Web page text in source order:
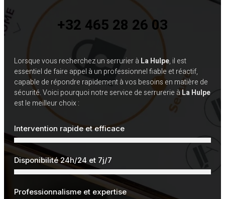
+32 465 28 26 03
Lorsque vous recherchez un serrurier à La Hulpe, il est
essentiel de faire appel à un professionnel fiable et réactif,
capable de répondre rapidement à vos besoins en matière de
sécurité. Voici pourquoi notre service de serrurerie àLa Hulpe
est le meilleur choix :
Intervention rapide et efficace
Disponibilité 24h/24 et 7j/7
Professionnalisme et expertise